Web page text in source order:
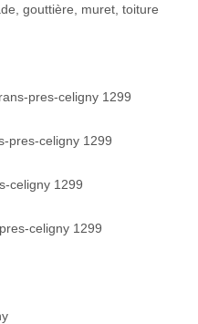
gouttière, muret, toiture
pres-celigny 1299
pres-celigny 1299
celigny 1299
celigny 1299